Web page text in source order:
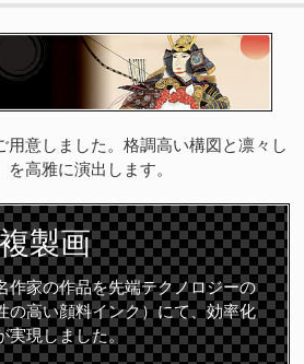
用意しました。格調高い構図と凛々し
高雅に演出します。
製画
作家の作品を先端テクノロジーの
の高い顔料インク）にて、効率化
実現しました。